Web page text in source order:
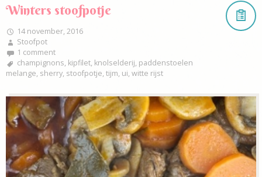
Winters stoofpotje
14 november, 2016
Stoofpot
1 comment
champignons, kipfilet, knolselderij, paddenstoelen
melange, sherry, stoofpotje, tijm, ui, witte rijst